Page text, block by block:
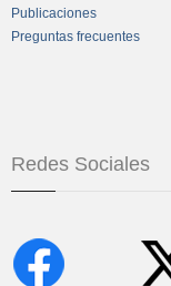
Publicaciones
Preguntas frecuentes
Redes Sociales